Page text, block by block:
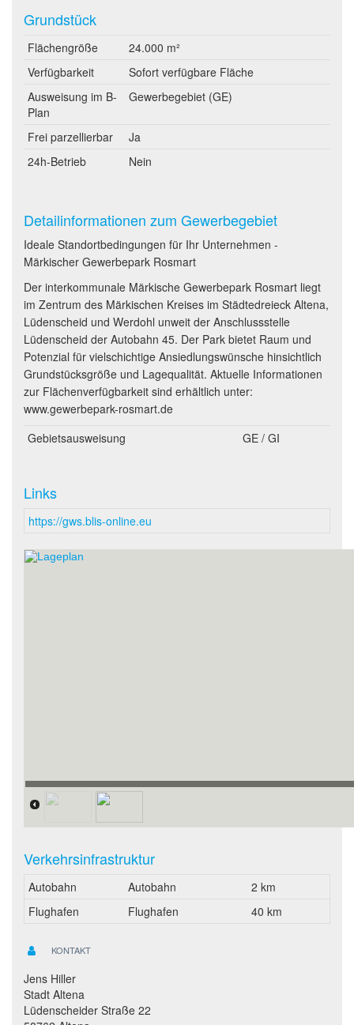
Grundstück
Flächengröße
24.000 m²
Verfügbarkeit
Sofort verfügbare Fläche
Ausweisung im B-
Plan
Gewerbegebiet (GE)
Frei parzellierbar
Ja
24h-Betrieb
Nein
Detailinformationen zum Gewerbegebiet
Ideale Standortbedingungen für Ihr Unternehmen -
Märkischer Gewerbepark Rosmart
Der interkommunale Märkische Gewerbepark Rosmart liegt
im Zentrum des Märkischen Kreises im Städtedreieck Altena,
Lüdenscheid und Werdohl unweit der Anschlussstelle
Lüdenscheid der Autobahn 45. Der Park bietet Raum und
Potenzial für vielschichtige Ansiedlungswünsche hinsichtlich
Grundstücksgröße und Lagequalität. Aktuelle Informationen
zur Flächenverfügbarkeit sind erhältlich unter:
www.gewerbepark-rosmart.de
Gebietsausweisung
GE / GI
Links
https://gws.blis-online.eu
Verkehrsinfrastruktur
Autobahn Autobahn
2 km
Flughafen
Flughafen 40 km
KONTAKT
Jens Hiller
Stadt Altena
Lüdenscheider Straße 22